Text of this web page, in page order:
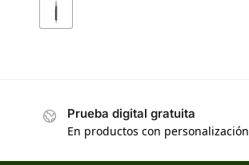
Prueba digital gratuita
En productos con personalización